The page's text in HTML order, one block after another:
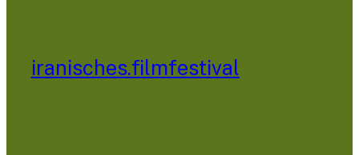
iranisches.filmfestival